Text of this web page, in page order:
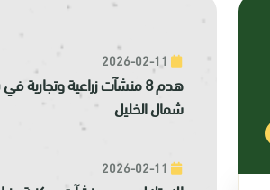
هدم 8 منشآت زراعية وتجارية
شمال الخليل